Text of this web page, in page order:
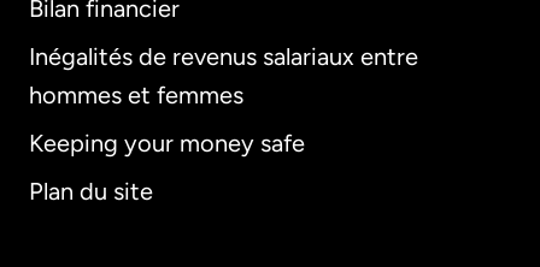
Bilan financier
Inégalités de revenus salariaux entre
hommes et femmes
Keeping your money safe
Plan du site
International
Allemagne